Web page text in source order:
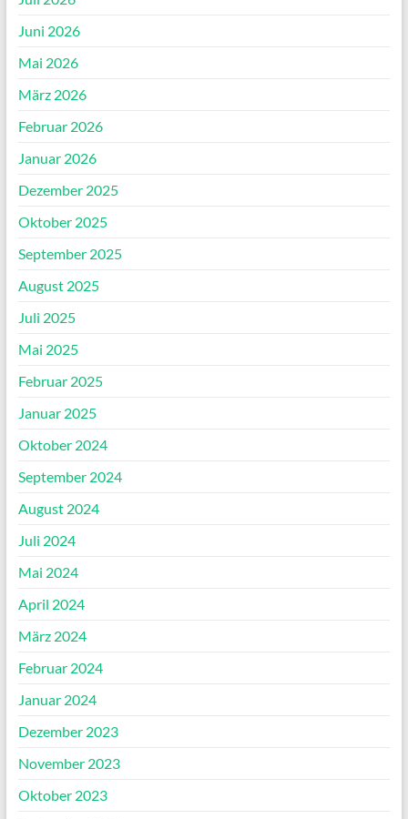
Juni 2026
Mai 2026
März 2026
Februar 2026
Januar 2026
Dezember 2025
Oktober 2025
September 2025
August 2025
Juli 2025
Mai 2025
Februar 2025
Januar 2025
Oktober 2024
September 2024
August 2024
Juli 2024
Mai 2024
April 2024
März 2024
Februar 2024
Januar 2024
Dezember 2023
November 2023
Oktober 2023